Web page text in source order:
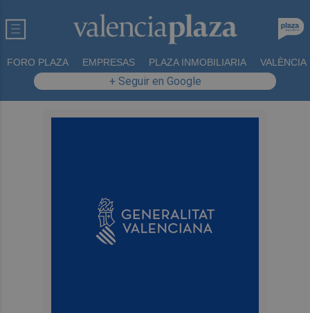
FORO PLAZA EMPRESAS PLAZA INMOBILIARIA VALÈNCIA
+ Seguir en Google